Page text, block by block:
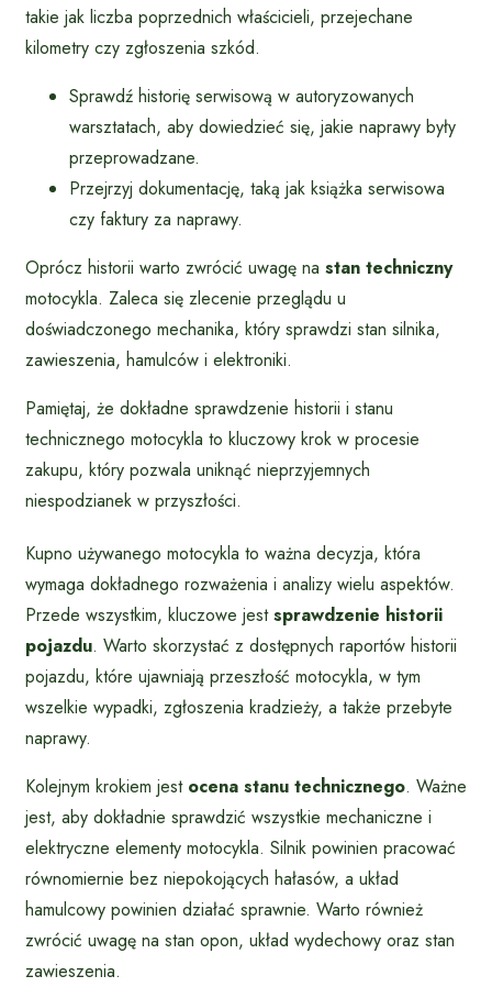
takie jak liczba poprzednich właścicieli, przejechane
kilometry czy zgłoszenia szkód.
Sprawdź historię serwisową w autoryzowanych
warsztatach, aby dowiedzieć się, jakie naprawy były
przeprowadzane.
Przejrzyj dokumentację, taką jak książka serwisowa
czy faktury za naprawy.
Oprócz historii warto zwrócić uwagę na stan techniczny
motocykla. Zaleca się zlecenie przeglądu u
doświadczonego mechanika, który sprawdzi stan silnika,
zawieszenia, hamulców i elektroniki.
Pamiętaj, że dokładne sprawdzenie historii i stanu
technicznego motocykla to kluczowy krok w procesie
zakupu, który pozwala uniknąć nieprzyjemnych
niespodzianek w przyszłości.
Kupno używanego motocykla to ważna decyzja, która
wymaga dokładnego rozważenia i analizy wielu aspektów.
Przede wszystkim, kluczowe jestsprawdzenie historii
pojazdu. Warto skorzystać z dostępnych raportów historii
pojazdu, które ujawniają przeszłość motocykla, w tym
wszelkie wypadki, zgłoszenia kradzieży, a także przebyte
naprawy.
Kolejnym krokiem jest ocena stanu technicznego. Ważne
jest, aby dokładnie sprawdzić wszystkie mechaniczne i
elektryczne elementy motocykla. Silnik powinien pracować
równomiernie bez niepokojących hałasów, a układ
hamulcowy powinien działać sprawnie. Warto również
zwrócić uwagę na stan opon, układ wydechowy oraz stan
zawieszenia.